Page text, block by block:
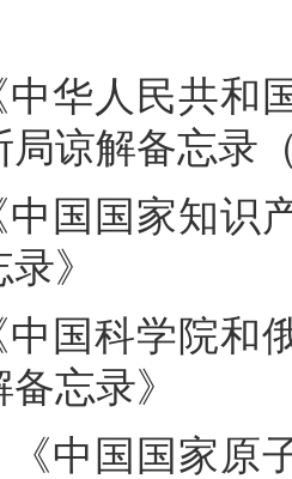
中华人民共
谅解备忘录
中国国家知
》
中国科学院
忘录》
《中国国家